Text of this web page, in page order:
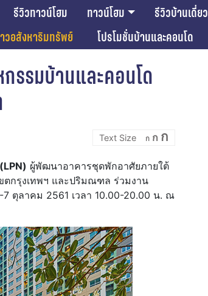
รีวิวทาวน์โฮม ทาวน์โฮม รีวิวบ้านเดี่ยว
วอสังหาริมทรัพย์ โปรโมชั่นบ้านและคอนโด
รรมบ้านและคอนโด
ก
Decrease
font
size.
ก Reset
font
ก
ผู้พัฒนาอาคารชุดพักอาศัยภายใต้
กรุงเทพฯ และปริมณฑล ร่วมงาน
ตุลาคม 2561 เวลา 10.00-20.00 น. ณ